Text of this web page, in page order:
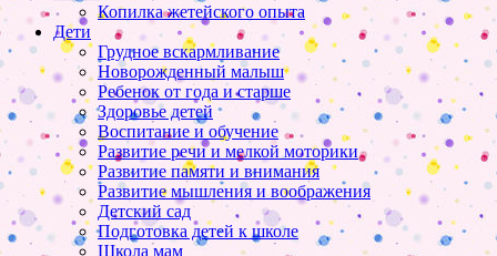
Копилка жетейского опыта
Дети
Грудное вскармливание
Новорожденный малыш
Ребенок от года и старше
Здоровье детей
Воспитание и обучение
Развитие речи и мелкой моторики
Развитие памяти и внимания
Развитие мышления и воображения
Детский сад
Подготовка детей к школе
Школа мам